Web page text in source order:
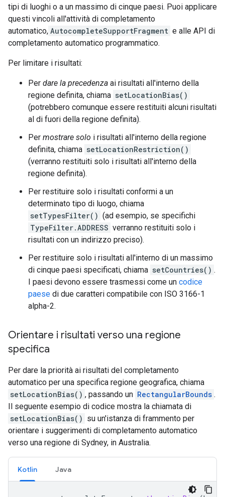
tipi di luoghi o a un massimo di cinque paesi. Puoi applicare
questi vincoli all'attività di completamento
automatico, AutocompleteSupportFragment e alle API di
completamento automatico programmatico.
Per limitare i risultati:
Per dare la precedenza ai risultati all'interno della
regione definita, chiama setLocationBias()
(potrebbero comunque essere restituiti alcuni risultati
al di fuori della regione definita).
Per mostrare solo i risultati all'interno della regione
definita, chiama setLocationRestriction()
(verranno restituiti solo i risultati all'interno della
regione definita).
Per restituire solo i risultati conformi a un
determinato tipo di luogo, chiama
setTypesFilter() (ad esempio, se specifichi
TypeFilter.ADDRESS verranno restituiti solo i
risultati con un indirizzo preciso).
Per restituire solo i risultati all'interno di un massimo
di cinque paesi specificati, chiama setCountries() .
I paesi devono essere trasmessi come un codice
paese di due caratteri compatibile con ISO 3166-1
alpha-2.
Orientare i risultati verso una regione
specifica
Per dare la priorità ai risultati del completamento
automatico per una specifica regione geografica, chiama
setLocationBias() , passando un RectangularBounds .
Il seguente esempio di codice mostra la chiamata di
setLocationBias() su un'istanza di frammento per
orientare i suggerimenti di completamento automatico
verso una regione di Sydney, in Australia.
Kotlin Java